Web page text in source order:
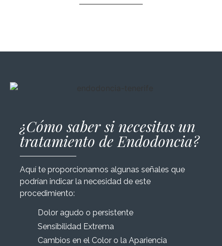
¿Cómo saber si necesitas un
tratamiento de Endodoncia?
Aquí te proporcionamos algunas señales que
podrían indicar la necesidad de este
procedimiento:
Dolor agudo o persistente
Sensibilidad Extrema
Cambios en el Color o la Apariencia